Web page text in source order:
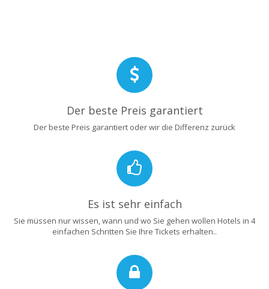
Der beste Preis garantiert
Der beste Preis garantiert oder wir die Differenz zurück
Es ist sehr einfach
Sie müssen nur wissen, wann und wo Sie gehen wollen Hotels in 4
einfachen Schritten Sie Ihre Tickets erhalten..